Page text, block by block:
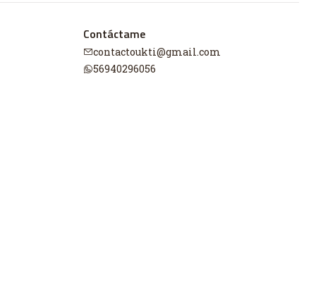
Contáctame
contactoukti@gmail.com
56940296056